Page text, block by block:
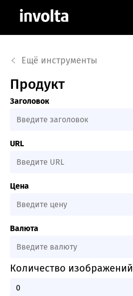
Ещё инструменты
Продукт
Заголовок
URL
Цена
Валюта
Количество изображений